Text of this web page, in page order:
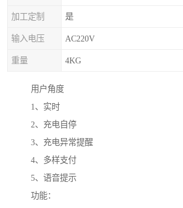
加工定制 是
输入电压 AC220V
重量 4KG
用户角度
1、实时
2、充电自停
3、充电异常提醒
4、多样支付
5、语音提示
功能：